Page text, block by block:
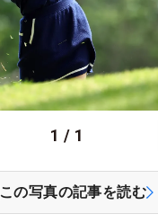
1 / 1
この写真の記事を読む